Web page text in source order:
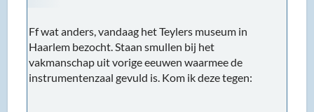
Ff wat anders, vandaag het Teylers museum in
Haarlem bezocht. Staan smullen bij het
vakmanschap uit vorige eeuwen waarmee de
instrumentenzaal gevuld is. Kom ik deze tegen: